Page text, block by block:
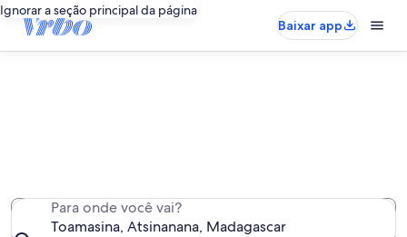
Ignorar a seção principal da página
Baixar app
Para onde você vai?
Toamasina, Atsinanana, Madagascar